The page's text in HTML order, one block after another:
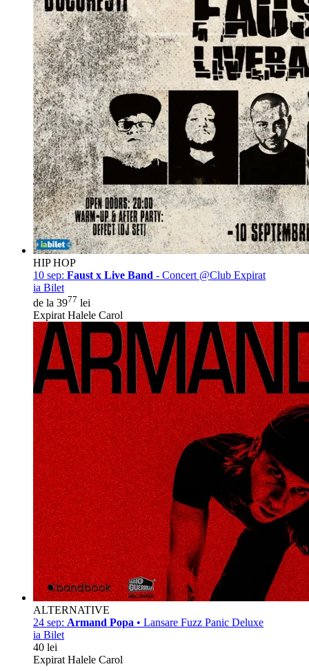
HIP HOP
10 sep: Faust x Live Band - Concert @Club Expirat
ia Bilet
de la 3977 lei
Expirat Halele Carol
ALTERNATIVE
24 sep: Armand Popa • Lansare Fuzz Panic Deluxe
ia Bilet
40 lei
Expirat Halele Carol